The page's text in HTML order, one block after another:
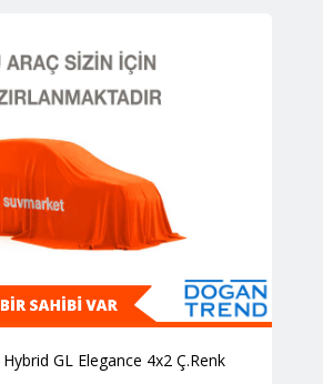
GL Elegance 4x2 Ç.Renk